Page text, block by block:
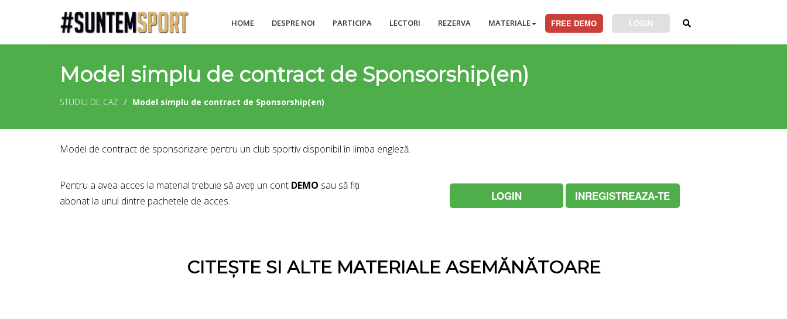
HOME DESPRE NOI PARTICIPA LECTORI REZERVA MATERIALE FREE DEMO LOGIN
Model simplu de contract de Sponsorship(en)
STUDIU DE CAZ Model simplu de contract de Sponsorship(en)
Model de contract de sponsorizare pentru un club sportiv disponibil în limba engleză.
Pentru a avea acces la material trebuie să aveți un cont DEMO sau să fiți
abonat la unul dintre pachetele de acces.
LOGIN INREGISTREAZA-TE
CITEȘTE SI ALTE MATERIALE ASEMĂNĂTOARE